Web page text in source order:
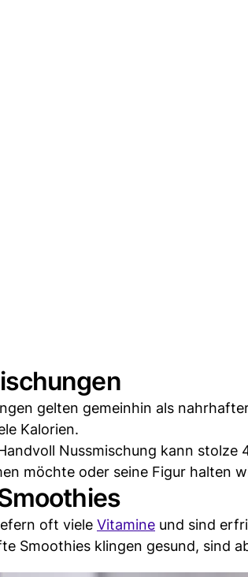
gelten gemeinhin als
Kalorien.
Nussmischung kann stolze
möchte oder seine Figur halten
oft viele Vitamine und sind
Smoothies klingen gesund, sind